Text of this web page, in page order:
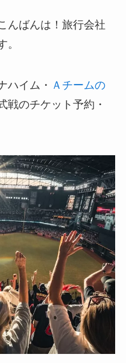
んばんは！旅行会社
。
ハイム・ Ａチームの
戦のチケット予約・